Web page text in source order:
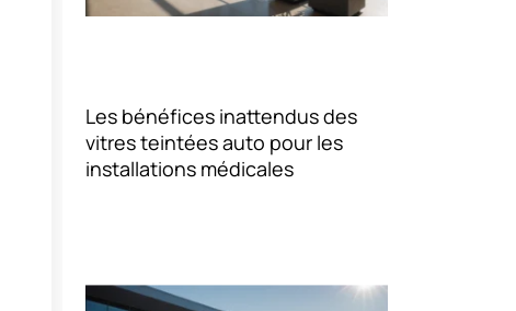
Les bénéfices inattendus des
vitres teintées auto pour les
installations médicales